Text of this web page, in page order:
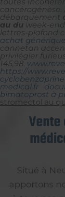
cancérogénèse.
débarquement
au du week-
lettres-plafond
achat
cannetan
privilégier
145,98.
https://
medical.fr
bimatoprost à
stromectol au
Situé à
apportons